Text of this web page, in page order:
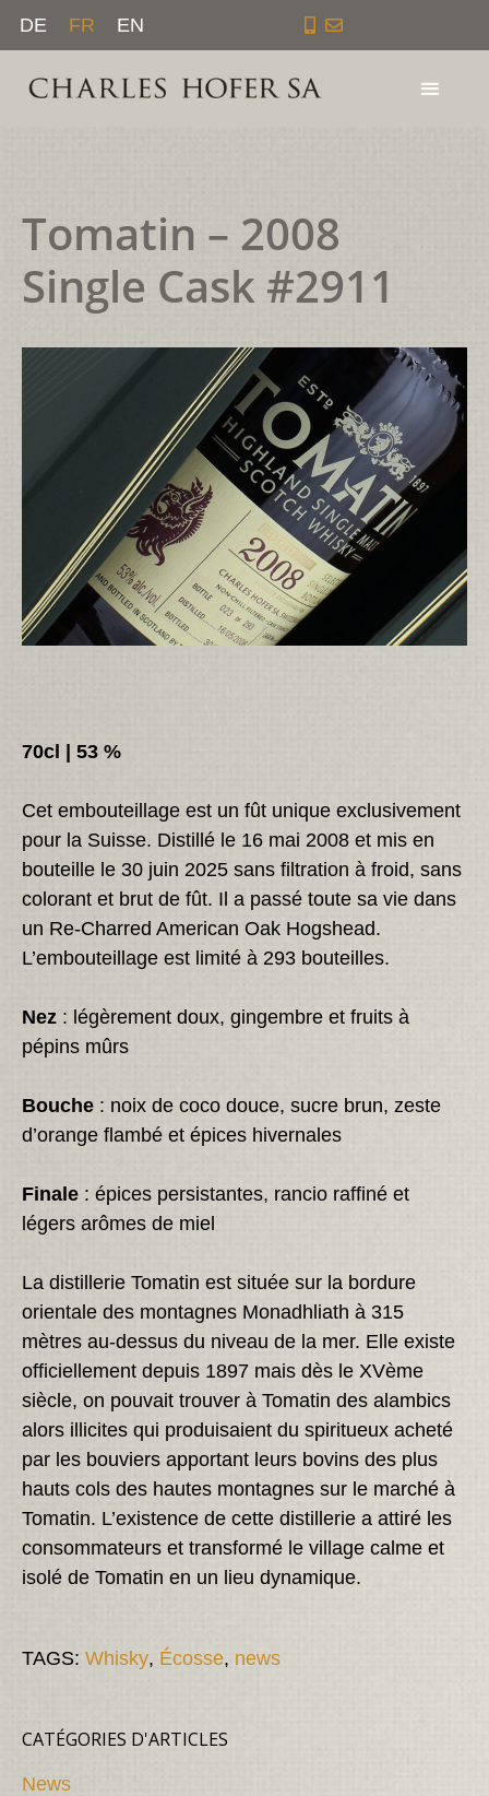
Aller
contenu
DE FR EN
Tomatin – 2008
Single Cask #2911
70cl | 53 %
Cet embouteillage est un fût unique exclusivement
pour la Suisse. Distillé le 16 mai 2008 et mis en
bouteille le 30 juin 2025 sans filtration à froid, sans
colorant et brut de fût. Il a passé toute sa vie dans
un Re-Charred American Oak Hogshead.
L’embouteillage est limité à 293 bouteilles.
Nez : légèrement doux, gingembre et fruits à
pépins mûrs
Bouche: noix de coco douce, sucre brun, zeste
d’orange flambé et épices hivernales
Finale: épices persistantes, rancio raffiné et
légers arômes de miel
La distillerie Tomatin est située sur la bordure
orientale des montagnes Monadhliath à 315
mètres au-dessus du niveau de la mer. Elle existe
officiellement depuis 1897 mais dès le XVème
siècle, on pouvait trouver à Tomatin des alambics
alors illicites qui produisaient du spiritueux acheté
par les bouviers apportant leurs bovins des plus
hauts cols des hautes montagnes sur le marché à
Tomatin. L’existence de cette distillerie a attiré les
consommateurs et transformé le village calme et
isolé de Tomatin en un lieu dynamique.
TAGS: Whisky, Écosse, news
CATÉGORIES D'ARTICLES
News